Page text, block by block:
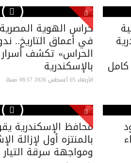
في أعماق التاريخ..
الحراس» تكشف أسرار
بالإسكندرية
الأربعاء 05 أغسطس 2026 08:57 مساءً
محافظ الإسكندرية
بالمنتزه أول لإزالة
ومواجهة سرقة